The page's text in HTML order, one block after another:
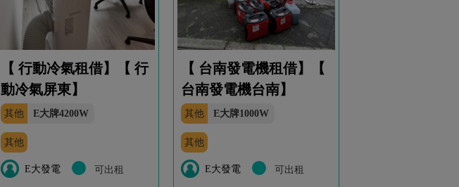
【 行動冷氣租借】【 行
動冷氣屏東】
其他 E大牌4200W
其他
E大發電 可出租
【 台南發電機租借】【
台南發電機台南】
其他 E大牌1000W
其他
E大發電 可出租